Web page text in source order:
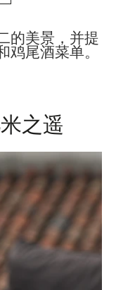
的美景，并提
鸡尾酒菜单。
之遥